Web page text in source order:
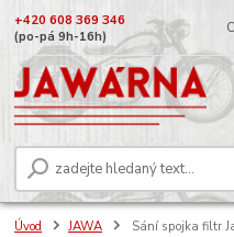
+420 608 369 346
(po-pá 9h-16h)
Úvod JAWA Sání spojka filtr